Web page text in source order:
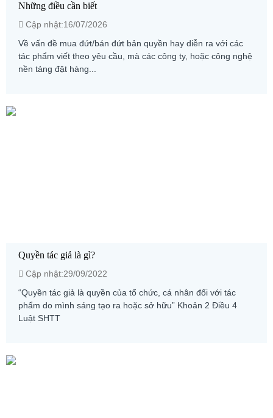
Những điều cần biết
Cập nhật:16/07/2026
Về vấn đề mua đứt/bán đứt bản quyền hay diễn ra với các
tác phẩm viết theo yêu cầu, mà các công ty, hoặc công nghệ
nền tảng đặt hàng...
Quyền tác giả là gì?
Cập nhật:29/09/2022
“Quyền tác giả là quyền của tổ chức, cá nhân đối với tác
phẩm do mình sáng tạo ra hoặc sở hữu” Khoản 2 Điều 4
Luật SHTT